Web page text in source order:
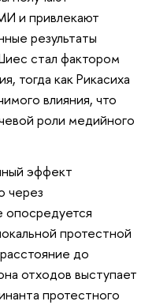
и привлекают
результаты
стал фактором
тогда как Рикасиха
влияния, что
роли медийного
эффект
через
опосредуется
протестной
до
отходов выступает
протестного